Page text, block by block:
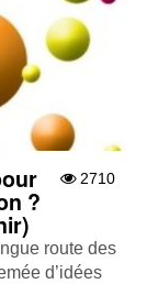
2710
?
route des
d’idées